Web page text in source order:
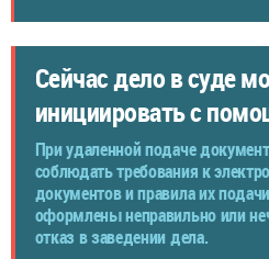
Сейчас дело в суде
инициировать с
При удаленной подаче
соблюдать требования к
документов и правила их
оформлены неправильно или
отказ в заведении дела.